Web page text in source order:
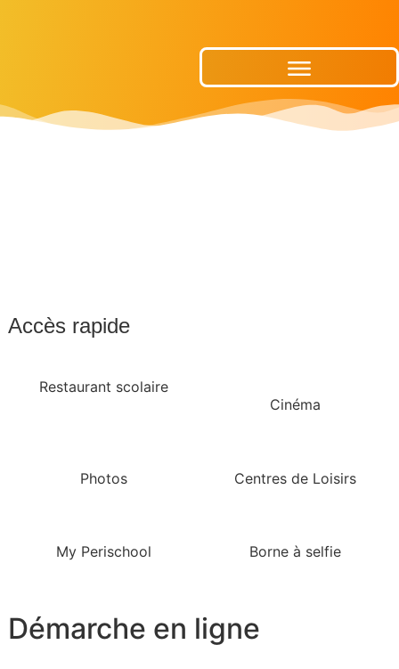
Accès rapide
Restaurant scolaire
Cinéma
Photos Centres de Loisirs
My Perischool Borne à selfie
Démarche en ligne